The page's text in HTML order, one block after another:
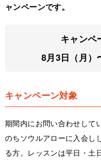
ャンペーンです。
キャンペ
8月3日（月）
キャンペーン対象
期間内にお問い合わせして
のちソウルアローに入会し
る方。レッスンは平日・土